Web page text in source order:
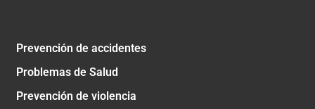
Prevención de accidentes
Problemas de Salud
Prevención de violencia